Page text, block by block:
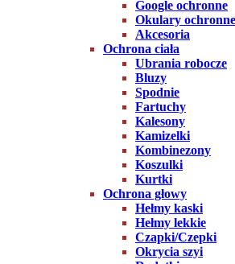
Google ochronne
Okulary ochronne
Akcesoria
Ochrona ciała
Ubrania robocze
Bluzy
Spodnie
Fartuchy
Kalesony
Kamizelki
Kombinezony
Koszulki
Kurtki
Ochrona głowy
Hełmy kaski
Hełmy lekkie
Czapki/Czepki
Okrycia szyi